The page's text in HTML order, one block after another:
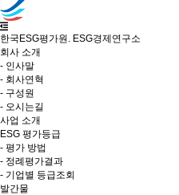
한국ESG평가원. ESG경제연구소
회사 소개
- 인사말
- 회사연혁
- 구성원
- 오시는길
사업 소개
ESG 평가등급
- 평가 방법
- 정례평가결과
- 기업별 등급조회
발간물